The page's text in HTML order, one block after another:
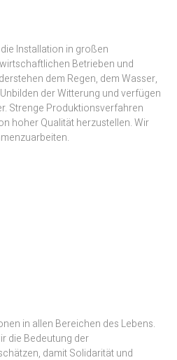
Installation in großen
Betrieben und
dem Regen, dem Wasser,
der Witterung und verfügen
Strenge Produktionsverfahren
hoher Qualität herzustellen. Wir
in allen Bereichen des Lebens.
die Bedeutung der
damit Solidarität und